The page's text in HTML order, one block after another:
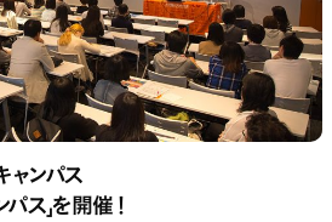
ャンパス
ス」を開催！